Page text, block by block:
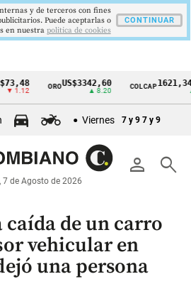
ORO US$3342,60
▲ 8.20
COLCAP1621,34 pts
Viernes 7 y 9 7 y 9
person search
, 7 de Agosto de 2026
de un carro
vehicular en
una persona
y de terceros con fines
Puede aceptarlas o
en nuestra politica de cookies
CONTINUAR